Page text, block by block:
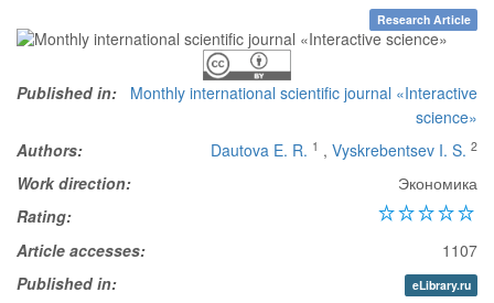
Research Article
Published in:
Monthly international scientific journal «Interactive
science»
Authors:
Dautova E. R. 1 , Vyskrebentsev I. S. 2
Work direction:
Экономика
Rating:
Article accesses:
1107
Published in:
eLibrary.ru